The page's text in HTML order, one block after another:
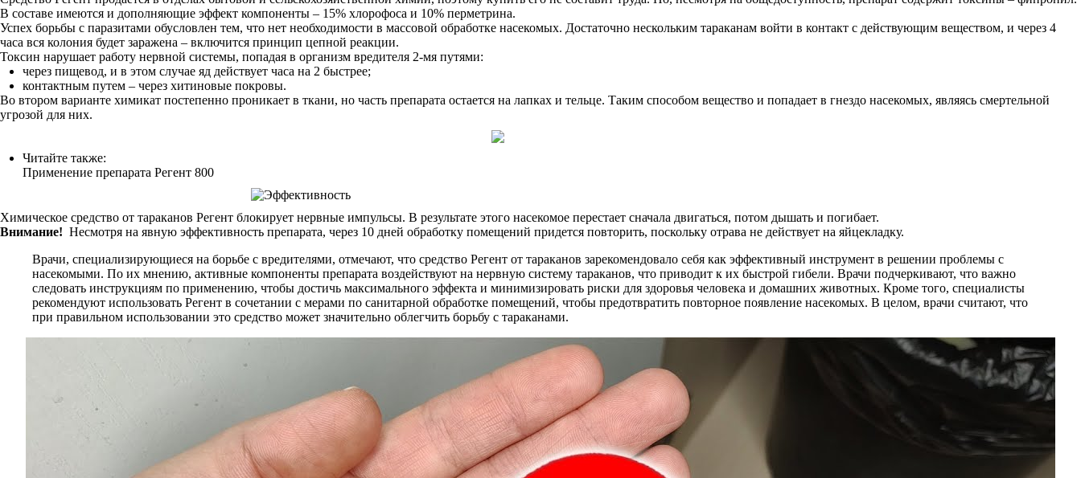
В составе имеются и дополняющие эффект компоненты – 15% хлорофоса и 10% перметрина.
Успех борьбы с паразитами обусловлен тем, что нет необходимости в массовой обработке насекомых. Достаточно нескольким тараканам войти в контакт с действующим веществом, и через 4
часа вся колония будет заражена – включится принцип цепной реакции.
Токсин нарушает работу нервной системы, попадая в организм вредителя 2-мя путями:
через пищевод, и в этом случае яд действует часа на 2 быстрее;
контактным путем – через хитиновые покровы.
Во втором варианте химикат постепенно проникает в ткани, но часть препарата остается на лапках и тельце. Таким способом вещество и попадает в гнездо насекомых, являясь смертельной
угрозой для них.
Читайте также:
Применение препарата Регент 800
Химическое средство от тараканов Регент блокирует нервные импульсы. В результате этого насекомое перестает сначала двигаться, потом дышать и погибает.
Внимание! Несмотря на явную эффективность препарата, через 10 дней обработку помещений придется повторить, поскольку отрава не действует на яйцекладку.
Врачи, специализирующиеся на борьбе с вредителями, отмечают, что средство Регент от тараканов зарекомендовало себя как эффективный инструмент в решении проблемы с
насекомыми. По их мнению, активные компоненты препарата воздействуют на нервную систему тараканов, что приводит к их быстрой гибели. Врачи подчеркивают, что важно
следовать инструкциям по применению, чтобы достичь максимального эффекта и минимизировать риски для здоровья человека и домашних животных. Кроме того, специалисты
рекомендуют использовать Регент в сочетании с мерами по санитарной обработке помещений, чтобы предотвратить повторное появление насекомых. В целом, врачи считают, что
при правильном использовании это средство может значительно облегчить борьбу с тараканами.